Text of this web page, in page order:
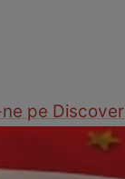
pe Discover